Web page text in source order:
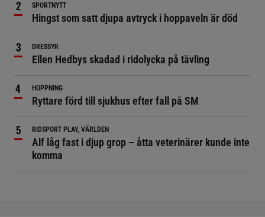
SPORTNYTT
Hingst som satt djupa avtryck i hoppaveln är död
DRESSYR
Ellen Hedbys skadad i ridolycka på tävling
HOPPNING
Ryttare förd till sjukhus efter fall på SM
RIDSPORT PLAY, VÄRLDEN
Alf låg fast i djup grop – åtta veterinärer kunde inte
komma